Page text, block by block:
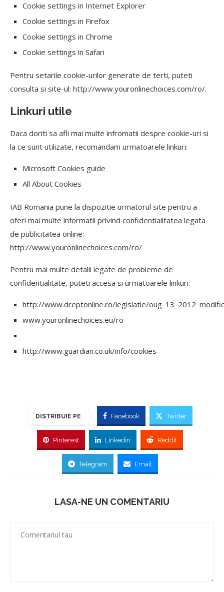
Cookie settings in Internet Explorer
Cookie settings in Firefox
Cookie settings in Chrome
Cookie settings in Safari
Pentru setarile cookie-urilor generate de terti, puteti
consulta si site-ul: http://www.youronlinechoices.com/ro/.
Linkuri utile
Daca doriti sa afli mai multe infromatii despre cookie-uri si
la ce sunt utilizate, recomandam urmatoarele linkuri:
Microsoft Cookies guide
All About Cookies
IAB Romania pune la dispozitie urmatorul site pentru a
oferi mai multe informatii privind confidentialitatea legata
de publicitatea online:
http://www.youronlinechoices.com/ro/
Pentru mai multe detalii legate de probleme de
confidentialitate, puteti accesa si urmatoarele linkuri:
http://www.dreptonline.ro/legislatie/
www.youronlinechoices.eu/ro
http://www.guardian.co.uk/info/cookies
DISTRIBUIE PE Facebook Twitter
Pinterest Linkedin Reddit
Telegram Email
LASA-NE UN COMENTARIU